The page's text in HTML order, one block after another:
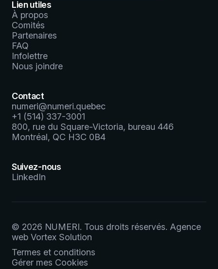
*
Lien utiles
À propos
Comités
Partenaires
FAQ
Infolettre
Nous joindre
Contact
numeri@numeri.quebec
+1 (514) 337-3001
800, rue du Square-Victoria, bureau 446
Montréal, QC H3C 0B4
Suivez-nous
LinkedIn
© 2026 NUMERI. Tous droits réservés. Agence
web Vortex Solution
Termes et conditions
Gérer mes Cookies